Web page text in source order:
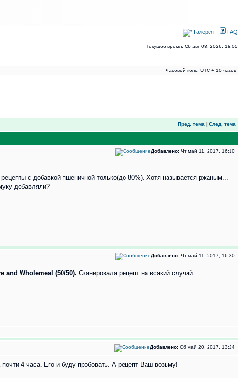
Галерея FAQ
Текущее время: Сб авг 08, 2026, 18:05
Часовой пояс: UTC + 10 часов
Пред. тема | След. тема
Добавлено: Чт май 11, 2017, 16:10
с добавкой пшеничной только(до 80%). Хотя называется ржаным...
добавляли?
Добавлено: Чт май 11, 2017, 16:30
and Wholemeal (50/50). Сканировала рецепт на всякий случай.
Добавлено: Сб май 20, 2017, 13:24
4 часа. Его и буду пробовать. А рецепт Ваш возьму!